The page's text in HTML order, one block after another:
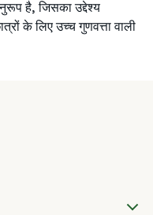
है, जिसका उद्देश्य
के लिए उच्च गुणवत्ता वाली